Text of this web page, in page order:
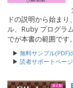
ドの説明から始ま
ル、Ruby プログラ
でが本書の範囲です。
▶ 無料サンプル(PDF)
▶ 読者サポートページ